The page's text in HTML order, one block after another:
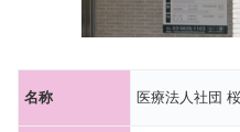
名称 医療法人社団